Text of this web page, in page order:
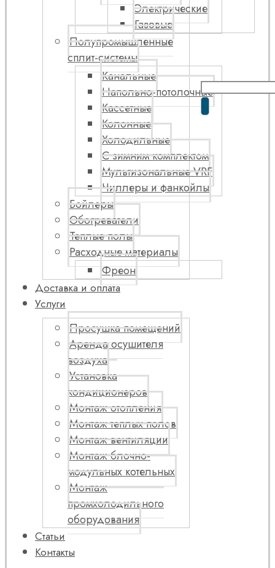
Электрические
Газовые
Полупромышленные
сплит-системы
Канальные
Напольно-потолочные
Кассетные
Колонные
Холодильные
С зимним комплектом
Мультизональные VRF
Чиллеры и фанкойлы
Бойлеры
Обогреватели
Теплые полы
Расходные материалы
Фреон
Доставка и оплата
Услуги
Просушка помещений
Аренда осушителя
воздуха
Установка
кондиционеров
Монтаж отопления
Монтаж теплых полов
Монтаж вентиляции
Монтаж блочно-
модульных котельных
Монтаж
промхолодильного
оборудования
Статьи
Контакты